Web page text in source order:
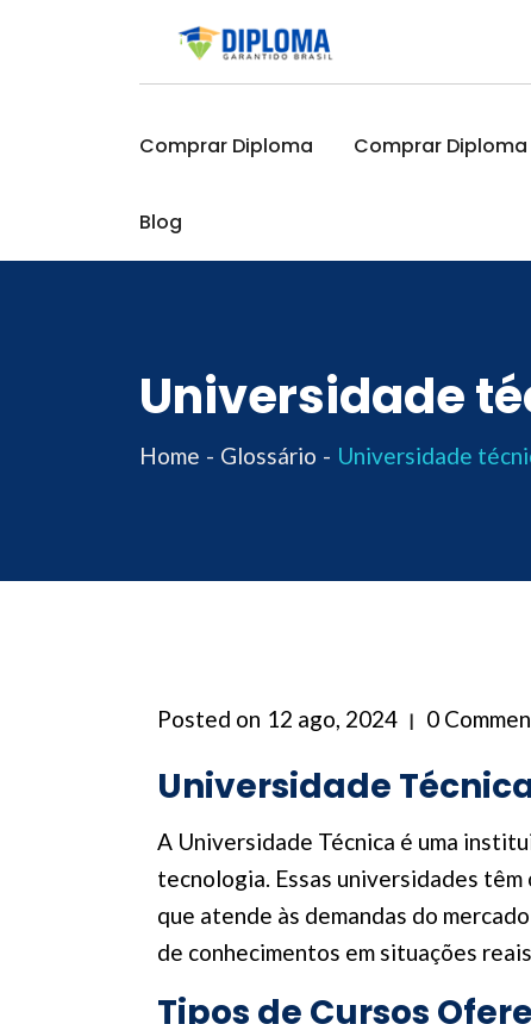
Comprar Diploma Comprar
Blog
Universidade
Home Glossário Universidade
Posted on 12 ago, 2024 0
Universidade
A Universidade Técnica é uma
tecnologia. Essas universidades
que atende às demandas do
de conhecimentos em situações
Tipos de Cursos